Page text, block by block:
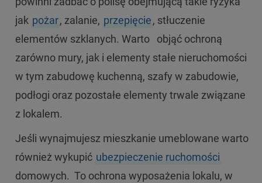
jak pożar, zalanie, przepięcie, stłuczenie
elementów szklanych. Warto objąć ochroną
zarówno mury, jak i elementy stałe nieruchomości
w tym zabudowę kuchenną, szafy w zabudowie,
podłogi oraz pozostałe elementy trwale związane
z lokalem.
Jeśli wynajmujesz mieszkanie umeblowane warto
również wykupić ubezpieczenie ruchomości
domowych. To ochrona wyposażenia lokalu, w